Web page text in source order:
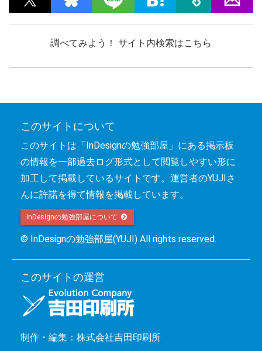
調べてみよう！ サイト内検索はこちら
このサイトについて
このサイトは「InDesignの勉強部屋」にある掲示板
の情報を一部過去ログ形式として閲覧しやすい形に
加工して掲載しているサイトです。運営者のYUJIさ
んに許諾を得て情報を掲載しています。
InDesignの勉強部屋について
© InDesignの勉強部屋(YUJI) All rights reserved.
このサイトの運営
制作・編集：株式会社吉田印刷所